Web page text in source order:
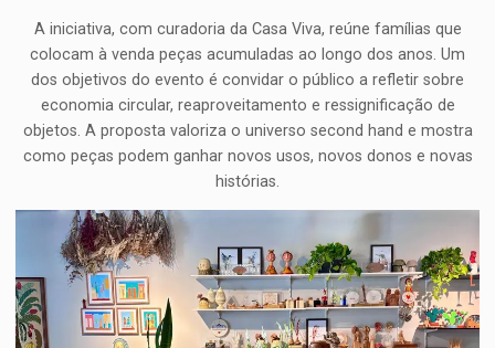
A iniciativa, com curadoria da Casa Viva, reúne famílias que
colocam à venda peças acumuladas ao longo dos anos. Um
dos objetivos do evento é convidar o público a refletir sobre
economia circular, reaproveitamento e ressignificação de
objetos. A proposta valoriza o universo second hand e mostra
como peças podem ganhar novos usos, novos donos e novas
histórias.